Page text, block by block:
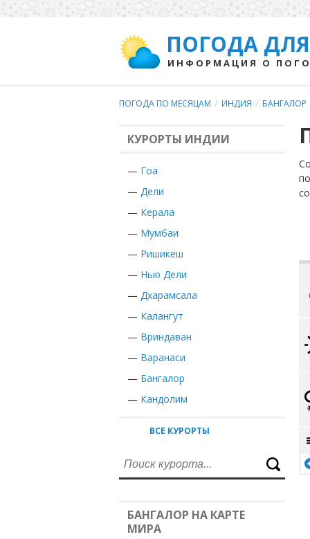
ПОГОДА
ИНФОРМАЦИЯ О
ПОГОДА ПО МЕСЯЦАМ / ИНДИЯ / БАНГАЛОР
КУРОРТЫ ИНДИИ
— Гоа
— Дели
— Керала
— Мумбаи
— Ришикеш
— Нью Дели
— Дхарамсала
— Калангут
— Вриндаван
— Варанаси
— Бангалор
— Кандолим
ВСЕ КУРОРТЫ
БАНГАЛОР НА КАРТЕ
МИРА